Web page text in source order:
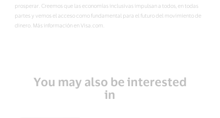
prosperar. Creemos que las economías inclusivas impulsan a todos, en todas
partes y vemos el acceso como fundamental para el futuro del movimiento de
dinero. Más información en Visa.com.
You may also be interested
in